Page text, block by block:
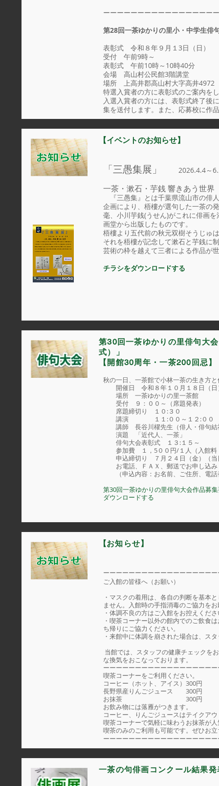
ーーーーーーーーーーーーーーーー
第28回一茶ゆかりの里小・中学生俳
表彰式 令和８年９月１3日（日）
受付 午前9時～
表彰式 午前10時～10時40分
会場 高山村公民館3階講堂
場所 上高井郡高山村大字高井4972
特選入賞者の方に表彰式のご案内を
入選入賞者の方には、表彰式終了後
集を送付します。また、応募校に作
【イベントのお知らせ】
「三愚集展」 2026.4.4～
一茶・漱石・芋銭 響きあう世界
『三愚集』とは千葉県流山市の俳
企画により、梧樓が選句した一茶の
毫、小川芋銭(うせん)がこれに俳画
画堂から出版したものです。
梧樓より五代前の秋元双樹そうじ
それを梧樓が記念して漱石と芋銭に
芸術の枠を越えて三者による作品が
チラシをダウンロードする
第30回一茶ゆかりの里俳句大
式）」
【開館30周年・一茶200回忌】
秋の一日、一茶館で小林一茶の生き方
開催日 令和８年１０月１８日（日
場所 一茶ゆかりの里一茶館
受付 ９：００～（席題発表）
席題締切り １０:３０
講演 １１:００～１２:００
講師 長谷川櫂先生（俳人・俳句結
演題 「近代人、一茶」
俳句大会表彰式 １３:１５～
参加費 １，5００円/１人（入館料
申込締切り ７月２４日（金）（当
お電話、ＦＡＸ、郵送でお申し込み
（申込内容：お名前、ご住所、電話
第30回一茶ゆかりの里俳句大会作品募
ダウンロードする
【お知らせ】
ーーーーーーーーーーーーーーーーー
ご入館の皆様へ（お願い）
・マスクの着用は、各自の判断を基本
ません。入館時の手指消毒のご協力を
・体調不良の方はご入館をお控えくだ
・喫茶コーナー以外の館内でのご飲食
ち帰りにご協力ください。
・来館中に体調を崩された場合は、ス
当館では、スタッフの健康チェックを
な換気をおこなっております。
ーーーーーーーーーーーーーーーーー
喫茶コーナーをご利用ください。
コーヒー（ホット、アイス）300円
長野県産りんごジュース 300円
お抹茶 300円
お飲み物には落雁がつきます。
コーヒー、りんごジュースはテイクア
喫茶コーナーで気軽に味わうお抹茶が
喫茶のみのご利用も可能です。ぜひお
ーーーーーーーーーーーーーーーーー
一茶の句俳画コンクール結果発